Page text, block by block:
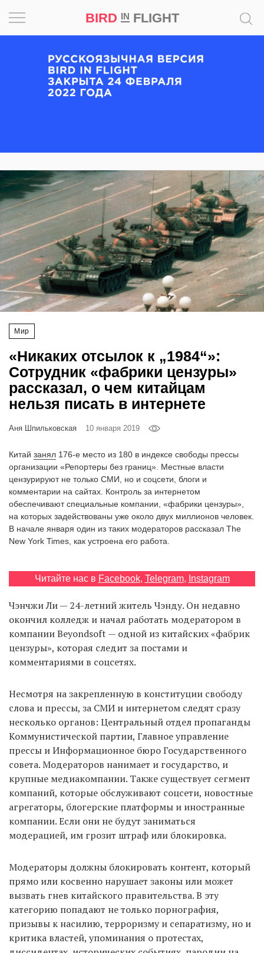
BIRD INFLIGHT
EN
UA
Мир
«Никаких отсылок к „1984“»:
Сотрудник «фабрики цензуры»
рассказал, о чем китайцам
нельзя писать в интернете
Аня Шпильковская 10 января 2019
Китай занял 176-е место из 180 в индексе свободы прессы
организации «Репортеры без границ». Местные власти
цензурируют не только СМИ, но и соцсети, блоги и
комментарии на сайтах. Контроль за интернетом
обеспечивают специальные компании, «фабрики цензуры»,
на которых задействованы уже около двух миллионов человек.
В начале января один из таких модераторов рассказал The
New York Times, как устроена его работа.
Читайте нас в Facebook, Telegram, Instagram
Чэнчжи Ли — 24-летний житель Чэнду. Он недавно
окончил колледж и начал работать модератором в
компании Beyondsoft — одной из китайских «фабрик
цензуры», которая следит за постами и
комментариями в соцсетях.
Несмотря на закрепленную в конституции свободу
слова и прессы, за СМИ и интернетом следят сразу
несколько органов: Центральный отдел пропаганды
Коммунистической партии, Главное управление
прессы и Информационное бюро Государственного
совета. Модераторов нанимает и государство, и
крупные медиакомпании. Также существует сегмент
компаний, которые обслуживают соцсети, новостные
агрегаторы, блогерские платформы и иностранные
компании. Если они не будут заниматься
модерацией, им грозит штраф или блокировка.
Модераторы должны блокировать контент, который
прямо или косвенно нарушает законы или может
вызвать гнев китайского правительства. В эту
категорию попадают не только порнография,
призывы к насилию, терроризму и сепаратизму, но и
критика властей, упоминания о протестах,